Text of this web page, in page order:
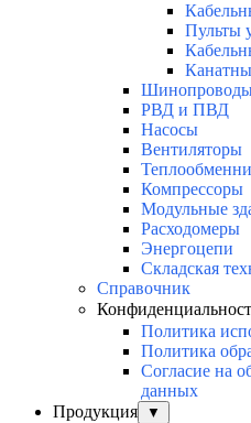
Пульты
РВД и ПВД
Насосы
Вентиляторы
Компрессоры
Модульные
Расходомеры
Энергоцепи
Складская
Справочник
Политика
Политика
Согласие на
данных
Продукция
▼